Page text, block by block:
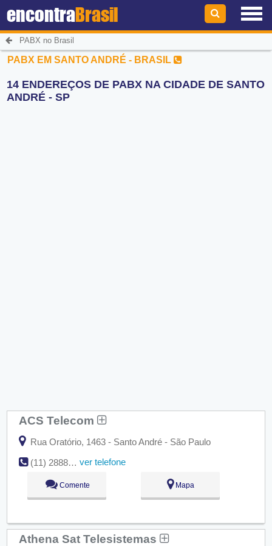
encontraBrasil
PABX no Brasil
PABX EM SANTO ANDRÉ - BRASIL
14 ENDEREÇOS DE PABX NA CIDADE DE SANTO
ANDRÉ - SP
ACS Telecom
Rua Oratório, 1463 - Santo André - São Paulo
(11) 2888-5800
ver telefone
Comente Mapa
Athena Sat Telesistemas